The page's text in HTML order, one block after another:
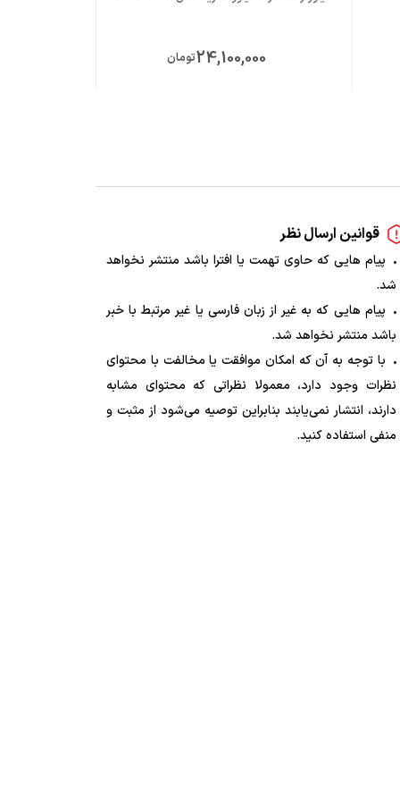
24,100,000تومان
قوانین ارسال نظر
پیام هایی که حاوی تهمت یا افترا باشد منتشر نخواهد
شد.
پیام هایی که به غیر از زبان فارسی یا غیر مرتبط با خبر
باشد منتشر نخواهد شد.
با توجه به آن که امکان موافقت یا مخالفت با محتوای
نظرات وجود دارد، معمولا نظراتی که محتوای مشابه
دارند، انتشار نمی‌یابند بنابراین توصیه می‌شود از مثبت و
منفی استفاده کنید.